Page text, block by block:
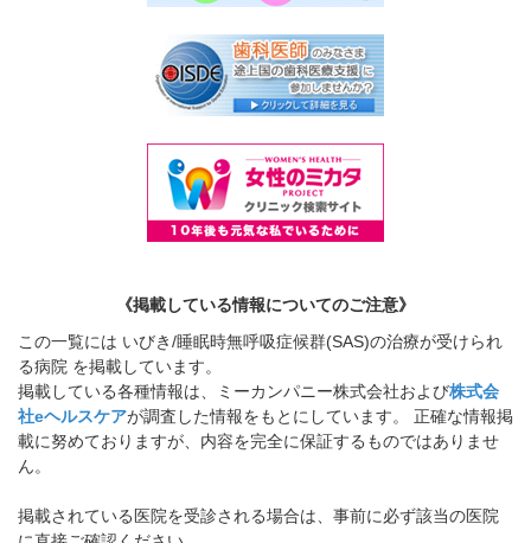
《掲載している情報についてのご注意》
この一覧には いびき/睡眠時無呼吸症候群(SAS)の治療が受けられ
る病院 を掲載しています。
掲載している各種情報は、ミーカンパニー株式会社および株式会
社eヘルスケアが調査した情報をもとにしています。 正確な情報掲
載に努めておりますが、内容を完全に保証するものではありませ
ん。
掲載されている医院を受診される場合は、事前に必ず該当の医院